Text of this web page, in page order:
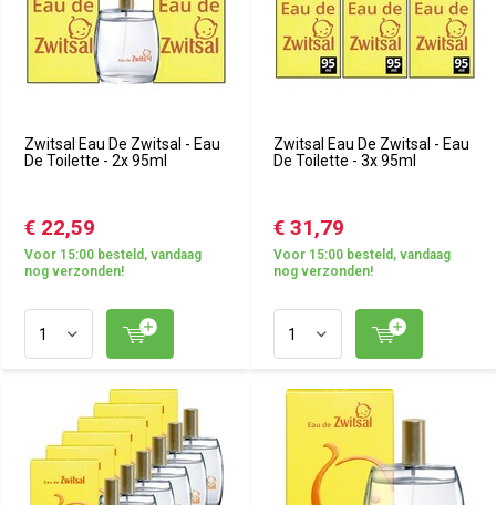
Zwitsal Eau De Zwitsal - Eau
De Toilette - 2x 95ml
€ 22,59
Voor 15:00 besteld, vandaag
nog verzonden!
Zwitsal Eau De Zwitsal - Eau
De Toilette - 3x 95ml
€ 31,79
Voor 15:00 besteld, vandaag
nog verzonden!